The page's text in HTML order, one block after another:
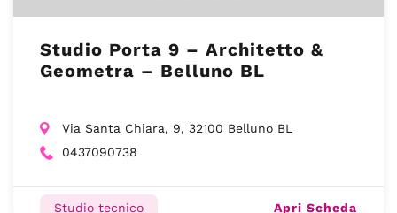
Studio Porta 9 – Architetto &
Geometra – Belluno BL
Via Santa Chiara, 9, 32100 Belluno BL
0437090738
Studio tecnico Apri Scheda